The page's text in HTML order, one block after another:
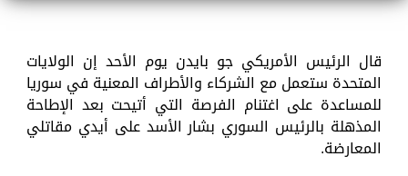
قال الرئيس الأمريكي جو بايدن يوم الأحد إن الولايات
المتحدة ستعمل مع الشركاء والأطراف المعنية في سوريا
للمساعدة على اغتنام الفرصة التي أتيحت بعد الإطاحة
المذهلة بالرئيس السوري بشار الأسد على أيدي مقاتلي
المعارضة.